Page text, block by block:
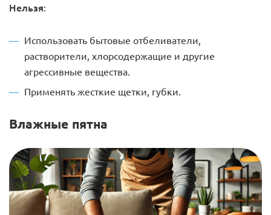
Нельзя:
Использовать бытовые отбеливатели,
растворители, хлорсодержащие и другие
агрессивные вещества.
Применять жесткие щетки, губки.
Влажные пятна